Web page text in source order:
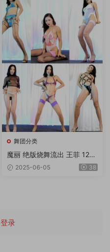
舞团分类
魔丽 绝版烧舞流出 王菲 12期
11V4K
2025-06-05 38
登录